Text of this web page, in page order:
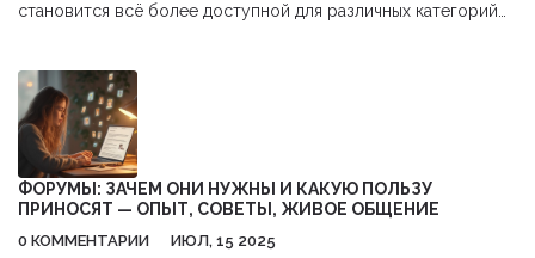
становится всё более доступной для различных категорий
также какие документы нужно подготовить. Узнайте, как
правильно выбрать программу и какие шаги предпринять для
одобрения заявки. Это поможет избежать неожиданных
трудностей и сэкономить время при оформлении.
ФОРУМЫ: ЗАЧЕМ ОНИ НУЖНЫ И КАКУЮ ПОЛЬЗУ
ПРИНОСЯТ — ОПЫТ, СОВЕТЫ, ЖИВОЕ ОБЩЕНИЕ
0 КОММЕНТАРИИ ИЮЛ, 15 2025